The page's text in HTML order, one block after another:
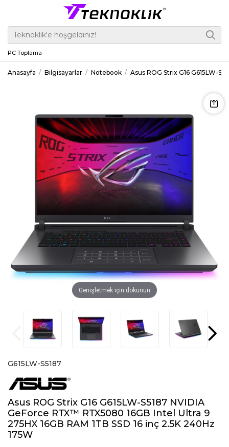
PC Toplama
Anasayfa Bilgisayarlar Notebook Asus ROG Strix G16 G615LW-
Genişletmek için dokunun
G615LW-S5187
Asus ROG Strix G16 G615LW-S5187 NVIDIA
GeForce RTX™ RTX5080 16GB Intel Ultra 9
275HX 16GB RAM 1TB SSD 16 inç 2.5K 240Hz
175W